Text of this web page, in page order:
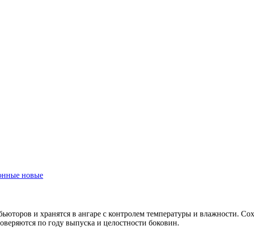
новые
и хранятся в ангаре с контролем температуры и влажности.
по году выпуска и целостности боковин.